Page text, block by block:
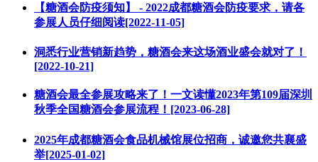
【糖酒会防疫须知】 - 2022成都糖酒会防疫要求，请各
参展人员仔细阅读[2022-11-05]
洞悉行业营销新趋势，糖酒会来这场酒业盛会就对了！
[2022-10-21]
糖酒会最全参展攻略来了！一文读懂2023年第109届深圳
秋季全国糖酒会参展流程！[2023-06-28]
2025年成都糖酒会食品机械馆展位招商，诚邀您共襄盛
举‌[2025-01-02]